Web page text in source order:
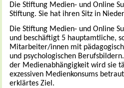
Die Stiftung Medien- und Online
Stiftung. Sie hat ihren Sitz in
Die Stiftung Medien- und Online
und beschäftigt 5 hauptamtliche,
Mitarbeiter/innen mit
und psychologischen
der Medienabhängigkeit wird sie
exzessiven Medienkonsums
erklärtes Ziel.